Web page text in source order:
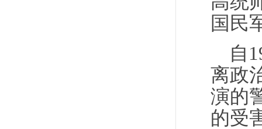
国民
自
离政
演的
的受